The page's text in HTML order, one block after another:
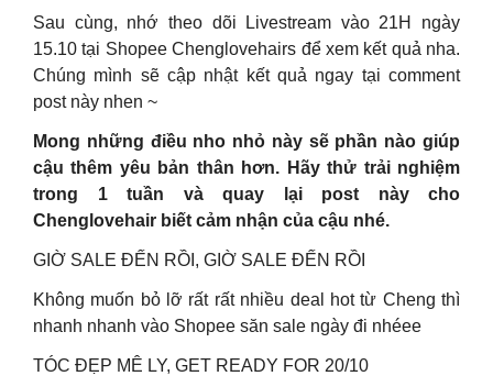
Sau cùng, nhớ theo dõi Livestream vào 21H ngày
15.10 tại Shopee Chenglovehairs để xem kết quả nha.
Chúng mình sẽ cập nhật kết quả ngay tại comment
post này nhen ~
Mong những điều nho nhỏ này sẽ phần nào giúp
cậu thêm yêu bản thân hơn. Hãy thử trải nghiệm
trong 1 tuần và quay lại post này cho
Chenglovehair biết cảm nhận của cậu nhé.
GIỜ SALE ĐẾN RỒI, GIỜ SALE ĐẾN RỒI
Không muốn bỏ lỡ rất rất nhiều deal hot từ Cheng thì
nhanh nhanh vào Shopee săn sale ngày đi nhéee
TÓC ĐẸP MÊ LY, GET READY FOR 20/10